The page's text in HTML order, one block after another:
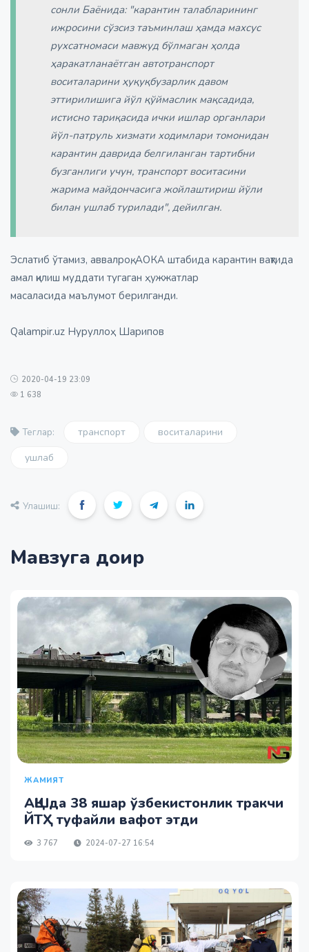
сонли Баёнида: "карантин талабларининг
ижросини сўзсиз таъминлаш ҳамда махсус
рухсатномаси мавжуд бўлмаган ҳолда
ҳаракатланаётган автотранспорт
воситаларини ҳуқуқбузарлик давом
эттирилишига йўл қўймаслик мақсадида,
истисно тариқасида ички ишлар органлари
йўл-патруль хизмати ходимлари томонидан
карантин даврида белгиланган тартибни
бузганлиги учун, транспорт воситасини
жарима майдончасига жойлаштириш йўли
билан ушлаб турилади", дейилган.
Эслатиб ўтамиз, аввалроқ, АОКА штабида карантин вақтида
амал қилиш муддати тугаган ҳужжатлар
масаласида маълумот берилганди.
Qalampir.uz Нуруллоҳ Шарипов
2020-04-19 23:09
1 638
Теглар: транспорт
воситаларини
ушлаб
Улашиш:
Мавзуга доир
ЖАМИЯТ
АҚШда 38 яшар ўзбекистонлик тракчи
ЙТҲ туфайли вафот этди
3 767 2024-07-27 16:54